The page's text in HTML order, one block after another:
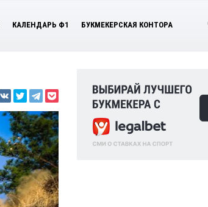
КАЛЕНДАРЬ Ф1 БУКМЕКЕРСКАЯ КОНТОРА